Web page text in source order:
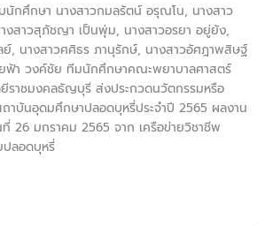
กศึกษา นางสาวกมลรัตน์ อรุณโน, นางสาว
สาวสุภัชญา เป็นพุ่ม, นางสาวอรยา อยู่ยัง,
ย์, นางสาวศศิธร ภานุรักษ์, นางสาวอัศฎาพสิษฐ์
ฟ้า วงค์ชัย ทีมนักศึกษาคณะพยาบาลศาสตร์
ยีราชมงคลธัญบุรี ส่งประกวดนวัตกรรมหรือ
าบันอุดมศึกษาปลอดบุหรี่ประจำปี 2565 ผลงาน
ที่ 26 มกราคม 2565 จาก เครือข่ายวิชาชีพ
ลอดบุหรี่